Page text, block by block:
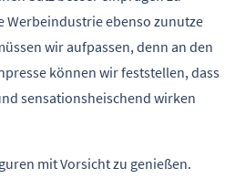
Werbeindustrie ebenso zunutze
wir aufpassen, denn an den
können wir feststellen, dass
sensationsheischend wirken
mit Vorsicht zu genießen.